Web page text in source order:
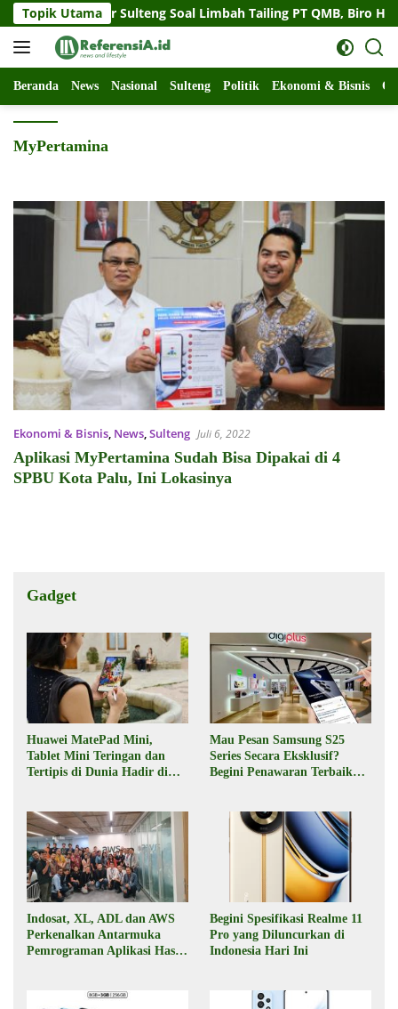
Langsung
ke
konten
Topik Utama
Gubernur Sulteng Soal Limbah Tailing PT QMB, Biro Hukum
Beranda News Nasional Sulteng Politik Ekonomi & Bisnis
MyPertamina
Ekonomi & Bisnis, News,Sulteng Juli 6, 2022
Aplikasi MyPertamina Sudah Bisa Dipakai di 4
SPBU Kota Palu, Ini Lokasinya
Gadget
Huawei MatePad Mini,
Tablet Mini Teringan dan
Tertipis di Dunia Hadir di
Mau Pesan Samsung S25
Series Secara Eksklusif?
Begini Penawaran Terbaik
Indosat, XL, ADL dan AWS
Perkenalkan Antarmuka
Pemrograman Aplikasi Hasil
Begini Spesifikasi Realme 11
Pro yang Diluncurkan di
Indonesia Hari Ini